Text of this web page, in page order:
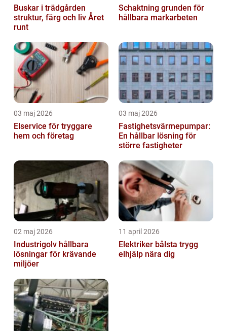
Buskar i trädgården
struktur, färg och liv Året
runt
Schaktning grunden för
hållbara markarbeten
03 maj 2026
Elservice för tryggare
hem och företag
03 maj 2026
Fastighetsvärmepumpar:
En hållbar lösning för
större fastigheter
02 maj 2026
Industrigolv hållbara
lösningar för krävande
miljöer
11 april 2026
Elektriker bålsta trygg
elhjälp nära dig